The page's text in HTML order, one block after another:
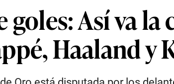
goles: Así va
Haaland y